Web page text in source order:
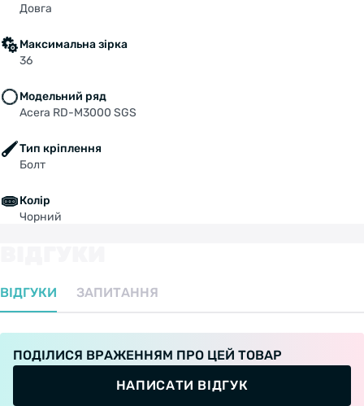
Довга
Максимальна зірка
36
Модельний ряд
Acera RD-M3000 SGS
Тип кріплення
Болт
Колір
Чорний
ВІДГУКИ ЗАПИТАННЯ
ПОДІЛИСЯ ВРАЖЕННЯМ ПРО ЦЕЙ ТОВАР
НАПИСАТИ ВІДГУК